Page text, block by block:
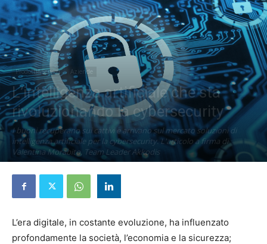
Prodotti&Servizi Aziende
L’intelligenza artificiale che sta
rivoluzionando la cybersecurity
I buoni recuperano sui cattivi e arrivano sul mercato soluzioni di
intelligenza artificiale per la cybersecurity. L'articolo a firma di
Valentina Morabito, Team Leader Akkodis
L’era digitale, in costante evoluzione, ha influenzato
profondamente la società, l’economia e la sicurezza;